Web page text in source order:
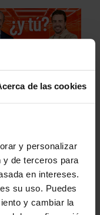
de las cookies
y personalizar
y de terceros para
en intereses.
su uso. Puedes
y cambiar la